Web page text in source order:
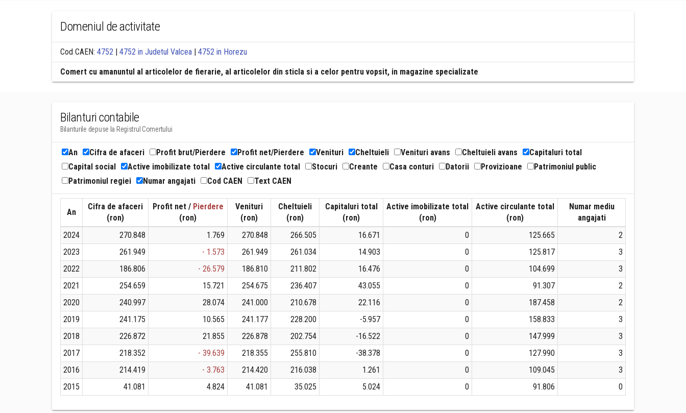
Domeniul de activitate
Cod CAEN: 4752 | 4752 in Judetul Valcea | 4752 in Horezu
Comert cu amanuntul al articolelor de fierarie, al articolelor din sticla si a celor pentru vopsit, in magazine specializate
Bilanturi contabile
Bilanturile depuse la Registrul Comertului
An Cifra de afaceri Profit brut/Pierdere Profit net/Pierdere Venituri Cheltuieli Venituri avans Cheltuieli avans
Capitaluri total
Capital social
Active imobilizate total Active circulante total Stocuri Creante Casa conturi Datorii Provizioane
Patrimoniul public
Patrimoniul regiei
Numar angajati Cod CAEN Text CAEN
An
Cifra de afaceri
(ron)
Profit net / Pierdere
(ron)
Venituri
(ron)
Cheltuieli
(ron)
Capitaluri total
(ron)
Active imobilizate total
(ron)
Active circulante total
(ron)
Numar mediu
angajati
2024
270.848 1.769 270.848 266.505 16.671 0 125.665
2
2023
261.949 - 1.573 261.949 261.034 14.903 0 125.817
3
2022
186.806 - 26.579 186.810 211.802 16.476 0 104.699
3
2021
254.659 15.721 254.675 236.407 43.055 0 91.307
2
2020
240.997 28.074 241.000 210.678 22.116 0 187.458
2
2019
241.175 10.565 241.177 228.200 -5.957 0 158.833
3
2018
226.872 21.855 226.878 202.754 -16.522 0 147.999
3
2017
218.352 - 39.639 218.355 255.810 -38.378 0 127.990
3
2016
214.419 - 3.763 214.420 216.038 1.261 0 109.045
3
2015
41.081 4.824 41.081 35.025 5.024 0 91.806 0